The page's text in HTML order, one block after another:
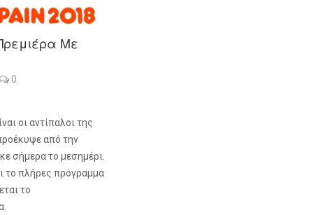
Με
0
οι αντίπαλοι της
από την
σήμερα το μεσημέρι.
το πλήρες πρόγραμμα
το